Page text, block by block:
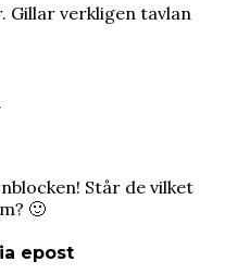
Gillar verkligen tavlan
Står de vilket
🙂
epost